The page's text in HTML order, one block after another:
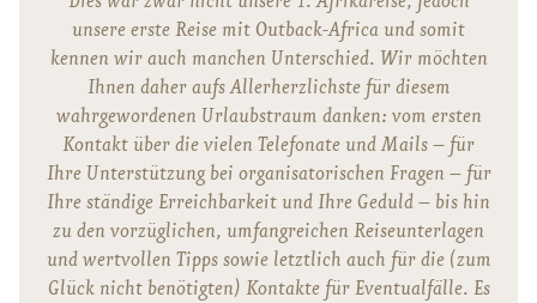
unsere erste Reise mit Outback-Africa und somit
kennen wir auch manchen Unterschied. Wir möchten
Ihnen daher aufs Allerherzlichste für diesem
wahrgewordenen Urlaubstraum danken: vom ersten
Kontakt über die vielen Telefonate und Mails – für
Ihre Unterstützung bei organisatorischen Fragen – für
Ihre ständige Erreichbarkeit und Ihre Geduld – bis hin
zu den vorzüglichen, umfangreichen Reiseunterlagen
und wertvollen Tipps sowie letztlich auch für die (zum
Glück nicht benötigten) Kontakte für Eventualfälle. Es